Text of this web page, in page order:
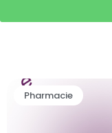
Pharmacie